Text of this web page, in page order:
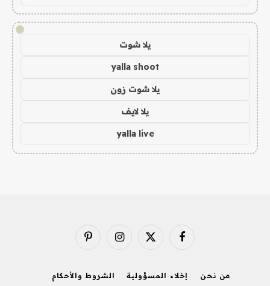
!
يلا شوت
yalla shoot
يلا شوت زون
يلا لايف
yalla live
فيسبوك X
الانستغرامبينتيريست
من نحن إخلاء المسؤولية الشروط والأحكام